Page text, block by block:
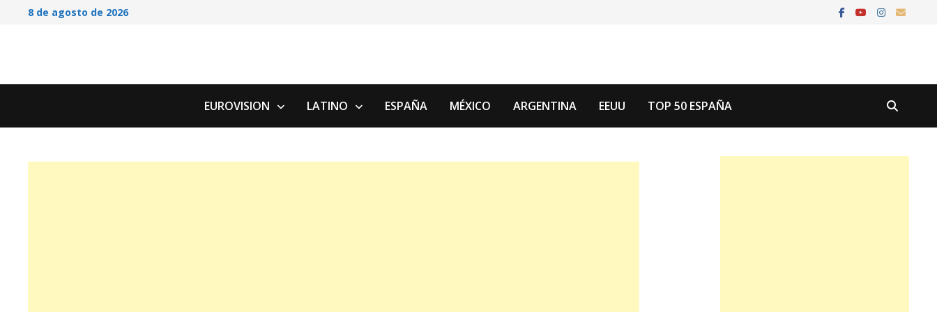
Saltar8 de agosto de 2026
EUROVISION LATINO ESPAÑA MÉXICO ARGENTINA EEUU TOP 50 ESPAÑA